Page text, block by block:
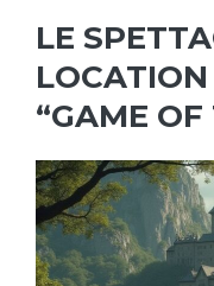
LE
“GAME OF